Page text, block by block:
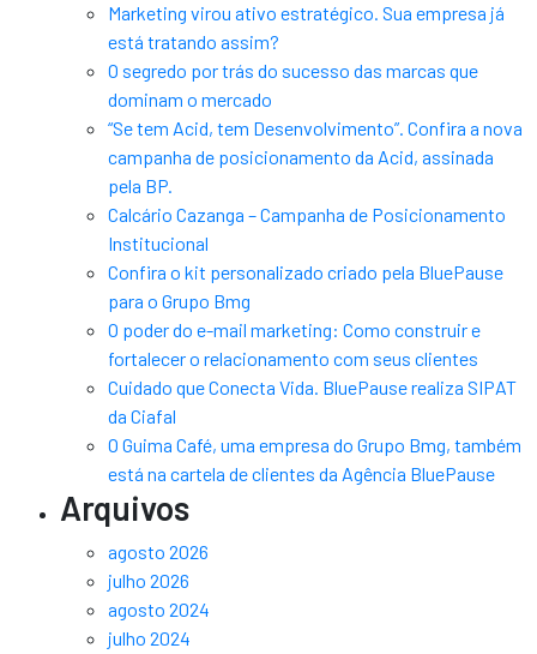
Marketing virou ativo estratégico. Sua empresa já
está tratando assim?
O segredo por trás do sucesso das marcas que
dominam o mercado
“Se tem Acid, tem Desenvolvimento”. Confira a nova
campanha de posicionamento da Acid, assinada
pela BP.
Calcário Cazanga – Campanha de Posicionamento
Institucional
Confira o kit personalizado criado pela BluePause
para o Grupo Bmg
O poder do e-mail marketing: Como construir e
fortalecer o relacionamento com seus clientes
Cuidado que Conecta Vida. BluePause realiza SIPAT
da Ciafal
O Guima Café, uma empresa do Grupo Bmg, também
está na cartela de clientes da Agência BluePause
Arquivos
agosto 2026
julho 2026
agosto 2024
julho 2024